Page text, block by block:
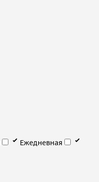
Ежедневная